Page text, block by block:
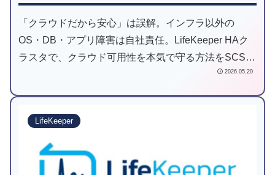
「クラウドだから安心」は誤解。インフラ以外の
OS・DB・アプリ障害は自社責任。LifeKeeper HAク
ラスタで、クラウド可用性を本気で守る方法をSCSK
2026.05.20
LifeKeeper